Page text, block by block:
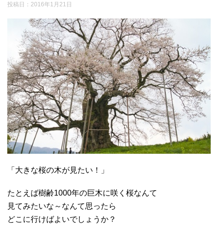
投稿日： 2016年1月21日
「大きな桜の木が見たい！」
たとえば樹齢1000年の巨木に咲く桜なんて
見てみたいな～なんて思ったら
どこに行けばよいでしょうか？